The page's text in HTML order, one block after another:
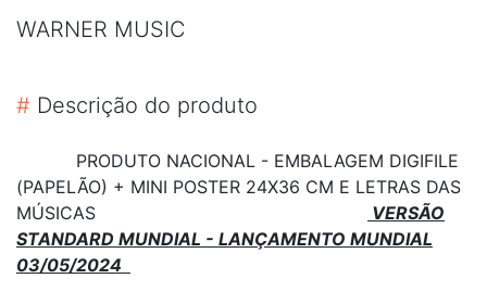
WARNER MUSIC
# Descrição do produto
PRODUTO NACIONAL - EMBALAGEM DIGIFILE
(PAPELÃO) + MINI POSTER 24X36 CM E LETRAS DAS
MÚSICAS
VERSÃO
STANDARD MUNDIAL - LANÇAMENTO MUNDIAL
03/05/2024